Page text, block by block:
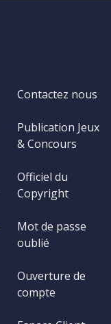
Contactez nous
Publication Jeux
& Concours
Officiel du
Copyright
Mot de passe
oublié
Ouverture de
compte